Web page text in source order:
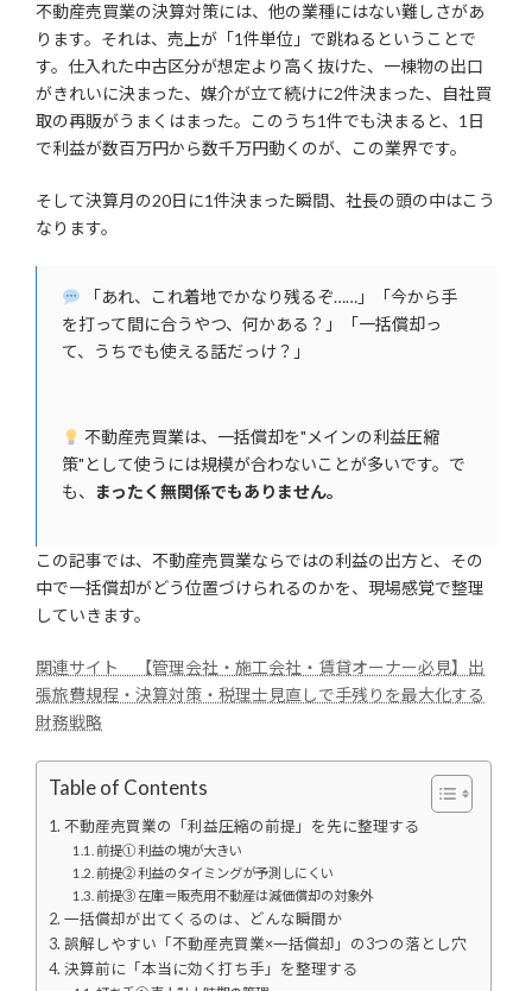
不動産売買業の決算対策には、他の業種にはない難しさがあ
ります。それは、売上が「1件単位」で跳ねるということで
す。仕入れた中古区分が想定より高く抜けた、一棟物の出口
がきれいに決まった、媒介が立て続けに2件決まった、自社買
取の再販がうまくはまった。このうち1件でも決まると、1日
で利益が数百万円から数千万円動くのが、この業界です。
そして決算月の20日に1件決まった瞬間、社長の頭の中はこう
なります。
「あれ、これ着地でかなり残るぞ……」「今から手
を打って間に合うやつ、何かある？」「一括償却っ
て、うちでも使える話だっけ？」
不動産売買業は、一括償却を"メインの利益圧縮
策"として使うには規模が合わないことが多いです。で
も、
まったく無関係でもありません。
この記事では、不動産売買業ならではの利益の出方と、その
中で一括償却がどう位置づけられるのかを、現場感覚で整理
していきます。
関連サイト 【管理会社・施工会社・賃貸オーナー必見】出
張旅費規程・決算対策・税理士見直しで手残りを最大化する
財務戦略
Table of Contents
不動産売買業の「利益圧縮の前提」を先に整理する
前提① 利益の塊が大きい
前提② 利益のタイミングが予測しにくい
前提③ 在庫＝販売用不動産は減価償却の対象外
一括償却が出てくるのは、どんな瞬間か
誤解しやすい「不動産売買業×一括償却」の3つの落とし穴
決算前に「本当に効く打ち手」を整理する